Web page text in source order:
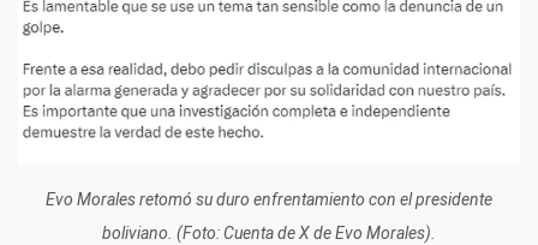
Evo Morales retomó su duro enfrentamiento con el presidente
boliviano. (Foto: Cuenta de X de Evo Morales).